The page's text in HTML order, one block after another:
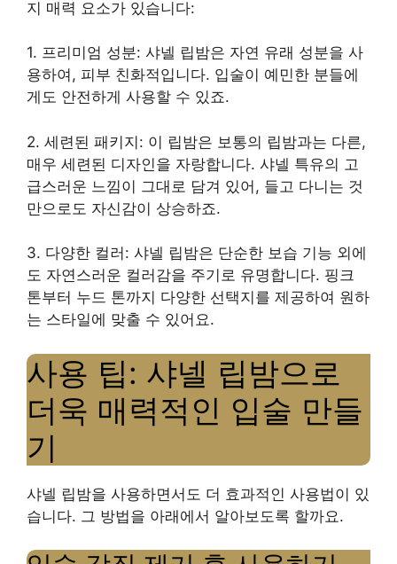
지 매력 요소가 있습니다:
1. 프리미엄 성분: 샤넬 립밤은 자연 유래 성분을 사
용하여, 피부 친화적입니다. 입술이 예민한 분들에
게도 안전하게 사용할 수 있죠.
2. 세련된 패키지: 이 립밤은 보통의 립밤과는 다른,
매우 세련된 디자인을 자랑합니다. 샤넬 특유의 고
급스러운 느낌이 그대로 담겨 있어, 들고 다니는 것
만으로도 자신감이 상승하죠.
3. 다양한 컬러: 샤넬 립밤은 단순한 보습 기능 외에
도 자연스러운 컬러감을 주기로 유명합니다. 핑크
톤부터 누드 톤까지 다양한 선택지를 제공하여 원하
는 스타일에 맞출 수 있어요.
사용 팁: 샤넬 립밤으로
더욱 매력적인 입술 만들
기
샤넬 립밤을 사용하면서도 더 효과적인 사용법이 있
습니다. 그 방법을 아래에서 알아보도록 할까요.